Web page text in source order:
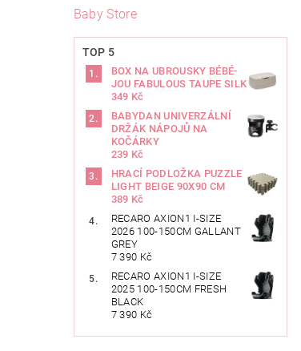
Baby Store
TOP 5
BOX NA UBROUSKY BÉBÉ-
JOU FABULOUS TAUPE SILK
349 Kč
BABYDAN UNIVERZÁLNÍ
DRŽÁK NÁPOJŮ NA
KOČÁRKY
239 Kč
HRACÍ PODLOŽKA PUZZLE
LIGHT BEIGE 90X90 CM
389 Kč
RECARO AXION1 I-SIZE
2026 100-150CM GALLANT
GREY
7 390 Kč
RECARO AXION1 I-SIZE
2025 100-150CM FRESH
BLACK
7 390 Kč